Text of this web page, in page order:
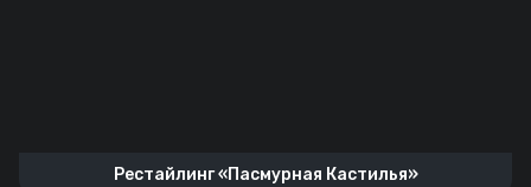
Рестайлинг «Пасмурная Кастилья»